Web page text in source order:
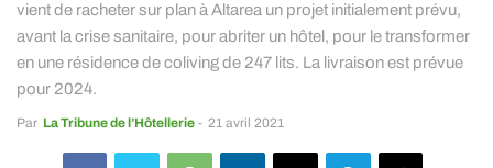
vient de racheter sur plan à Altarea un projet initialement prévu,
avant la crise sanitaire, pour abriter un hôtel, pour le transformer
en une résidence de coliving de 247 lits. La livraison est prévue
pour 2024.
Par La Tribune de l’Hôtellerie - 21 avril 2021